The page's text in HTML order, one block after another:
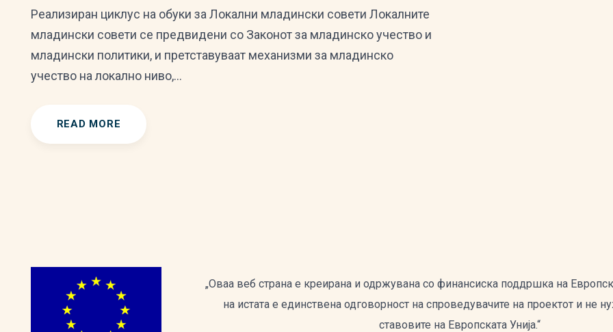
Реализиран циклус на обуки за Локални младински совети Локалните
младински совети се предвидени со Законот за младинско учество и
младински политики, и претставуваат механизми за младинско
учество на локално ниво,…
READ MORE
„Оваа веб страна е креирана и одржувана со финансиска поддршка на
на истата е единствена одговорност на спроведувачите на проектот и не
ставовите на Европската Унија.“